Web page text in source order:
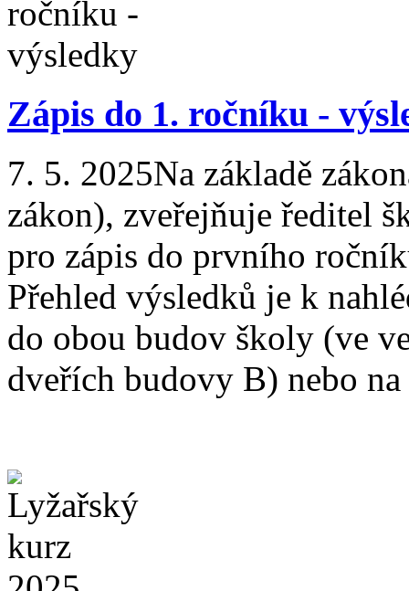
Zápis do 1. ročníku -
7. 5. 2025Na základě
zákon), zveřejňuje ředitel
pro zápis do prvního
Přehled výsledků je k
do obou budov školy (ve
dveřích budovy B) nebo